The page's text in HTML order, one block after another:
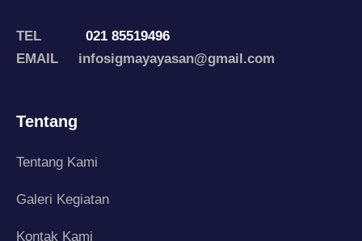
TEL
021 85519496
EMAIL infosigmayayasan@gmail.com
Tentang
Tentang Kami
Galeri Kegiatan
Kontak Kami